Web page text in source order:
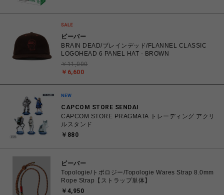
ビーバー
BRAIN DEAD/ブレインデッド/FLANNEL CLASSIC
LOGOHEAD 6 PANEL HAT - BROWN
￥6,600
￥11,000
CAPCOM STORE SENDAI
CAPCOM STORE PRAGMATA トレーディング アクリ
ルスタンド
￥880
ビーバー
Topologie/トポロジー/Topologie Wares Strap 8.0mm
Rope Strap【ストラップ単体】
￥4,950